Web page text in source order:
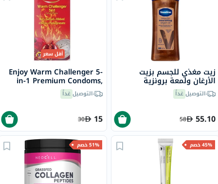
زيت مغذي للجسم بزيت
الأرغان ولمعة برونزية
إنتنسيف كير فازلين، 200 مل
التوصيلغداً
55.10
58
أقل سعر
Enjoy Warm Challenger 5-
in-1 Premium Condoms,
Pack of 12's
التوصيلغداً
15
30
45% خصم 51% خصم